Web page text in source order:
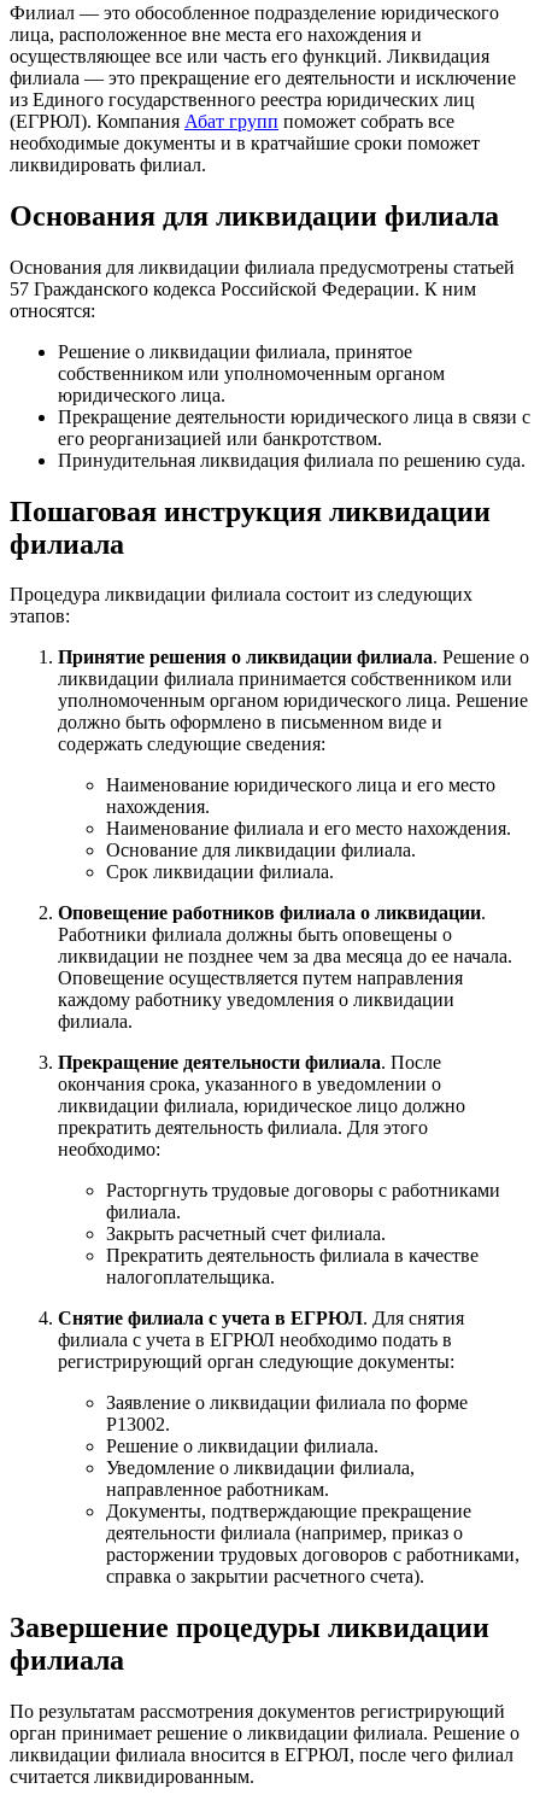
Филиал — это обособленное подразделение юридического
лица, расположенное вне места его нахождения и
осуществляющее все или часть его функций. Ликвидация
филиала — это прекращение его деятельности и исключение
из Единого государственного реестра юридических лиц
(ЕГРЮЛ). Компания Абат групп поможет собрать все
необходимые документы и в кратчайшие сроки поможет
ликвидировать филиал.
Основания для ликвидации филиала
Основания для ликвидации филиала предусмотрены статьей
57 Гражданского кодекса Российской Федерации. К ним
относятся:
Решение о ликвидации филиала, принятое
собственником или уполномоченным органом
юридического лица.
Прекращение деятельности юридического лица в связи с
его реорганизацией или банкротством.
Принудительная ликвидация филиала по решению суда.
Пошаговая инструкция ликвидации
филиала
Процедура ликвидации филиала состоит из следующих
этапов:
Принятие решения о ликвидации филиала. Решение о
ликвидации филиала принимается собственником или
уполномоченным органом юридического лица. Решение
должно быть оформлено в письменном виде и
содержать следующие сведения:
Наименование юридического лица и его место
нахождения.
Наименование филиала и его место нахождения.
Основание для ликвидации филиала.
Срок ликвидации филиала.
Оповещение работников филиала о ликвидации.
Работники филиала должны быть оповещены о
ликвидации не позднее чем за два месяца до ее начала.
Оповещение осуществляется путем направления
каждому работнику уведомления о ликвидации
филиала.
Прекращение деятельности филиала. После
окончания срока, указанного в уведомлении о
ликвидации филиала, юридическое лицо должно
прекратить деятельность филиала. Для этого
необходимо:
Расторгнуть трудовые договоры с работниками
филиала.
Закрыть расчетный счет филиала.
Прекратить деятельность филиала в качестве
налогоплательщика.
Снятие филиала с учета в ЕГРЮЛ. Для снятия
филиала с учета в ЕГРЮЛ необходимо подать в
регистрирующий орган следующие документы:
Заявление о ликвидации филиала по форме
Р13002.
Решение о ликвидации филиала.
Уведомление о ликвидации филиала,
направленное работникам.
Документы, подтверждающие прекращение
деятельности филиала (например, приказ о
расторжении трудовых договоров с работниками,
справка о закрытии расчетного счета).
Завершение процедуры ликвидации
филиала
По результатам рассмотрения документов регистрирующий
орган принимает решение о ликвидации филиала. Решение о
ликвидации филиала вносится в ЕГРЮЛ, после чего филиал
считается ликвидированным.